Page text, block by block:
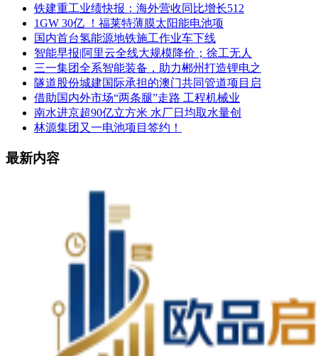
铁建重工业绩快报：海外营收同比增长512
1GW 30亿 ！福莱特薄膜太阳能电池项
国内首台氢能源地铁施工作业车下线
智能早报|阿里云全线大规模降价；徐工无人
三一集团全系智能装备，助力郴州打造锂电之
隧道股份城建国际承担的澳门共同管道项目启
借助国内外市场“两条腿”走路 工程机械业
南水进京超90亿立方米 水厂日均取水量创
林源集团又一电池项目签约！
最新内容